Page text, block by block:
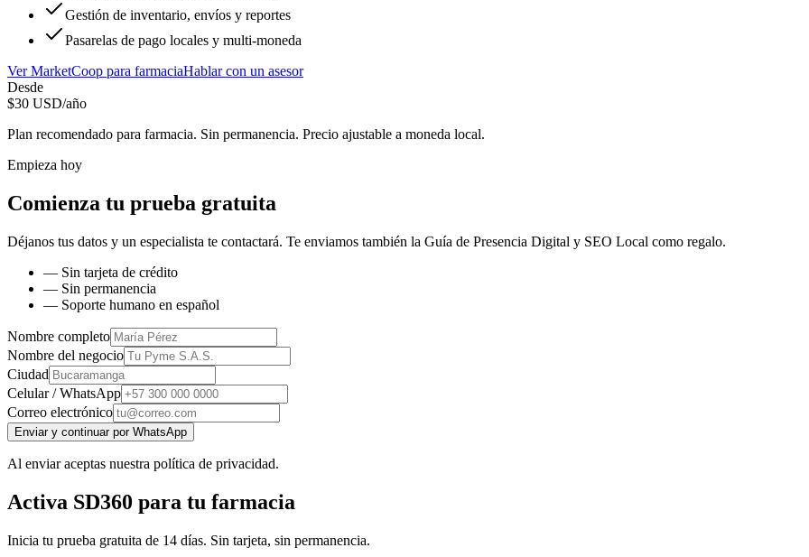
Gestión de inventario, envíos y reportes
Pasarelas de pago locales y multi-moneda
VerMarketCoop para farmaciaHablar con un asesor
Desde
$30 USD/año
Plan recomendado para farmacia. Sin permanencia. Precio ajustable a moneda local.
Empieza hoy
Comienza tu prueba gratuita
Déjanos tus datos y un especialista te contactará. Te enviamos también la Guía de Presencia Digital y SEO Local como regalo.
— Sin tarjeta de crédito
— Sin permanencia
— Soporte humano en español
Nombre completo
Nombre del negocio
Ciudad
Celular / WhatsApp
Correo electrónico
Enviar y continuar por WhatsApp
Al enviar aceptas nuestra política de privacidad.
Activa SD360 para tu farmacia
Inicia tu prueba gratuita de 14 días. Sin tarjeta, sin permanencia.